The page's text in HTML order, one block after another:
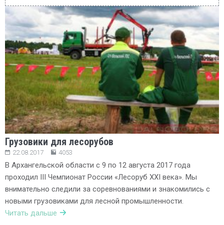
Грузовики для лесорубов
22.08.2017 4053
В Архангельской области с 9 по 12 августа 2017 года
проходил III Чемпионат России «Лесоруб XXI века». Мы
внимательно следили за соревнованиями и знакомились с
новыми грузовиками для лесной промышленности.
Читать дальше